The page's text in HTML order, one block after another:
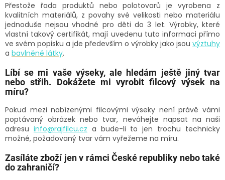
Přestože řada produktů nebo polotovarů je vyrobena z
kvalitních materiálů, z povahy své velikosti nebo materiálu
jednoduše nejsou vhodné pro děti do 3 let. Výrobky, které
vlastní takový certifikát, mají uvedenu tuto informaci přímo
ve svém popisku a jde především o výrobky jako jsou výztuhy
a bavlněné látky.
Líbí se mi vaše výseky, ale hledám ještě jiný tvar
nebo střih. Dokážete mi vyrobit filcový výsek na
míru?
Pokud mezi nabízenými filcovými výseky není právě vámi
poptávaný obrázek nebo tvar, neváhejte napsat na naši
adresu info@rajfilcu.cz a bude-li to jen trochu technicky
možné, požadovaný tvar vám vyřežeme na míru.
Zasíláte zboží jen v rámci České republiky nebo také
do zahraničí?